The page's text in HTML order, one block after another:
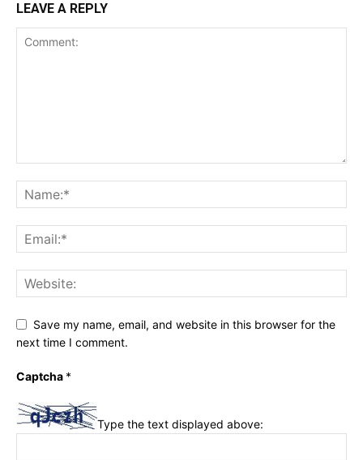
LEAVE A REPLY
Save my name, email, and website in this browser for the
next time I comment.
Captcha *
Type the text displayed above: